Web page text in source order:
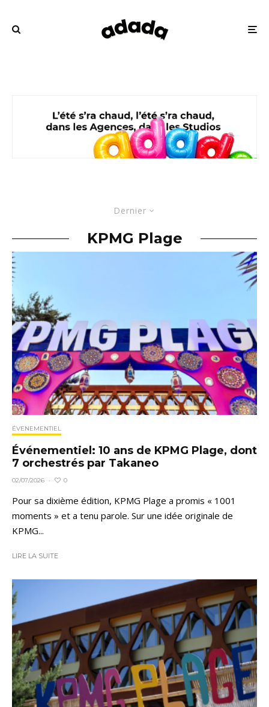
Dernier
KPMG Plage
ÉVENEMENTIEL
Événementiel: 10 ans de KPMG Plage, dont
7 orchestrés par Takaneo
02/07/2026 · 0
Pour sa dixième édition, KPMG Plage a promis « 1001
moments » et a tenu parole. Sur une idée originale de
KPMG...
LIRE LA SUITE